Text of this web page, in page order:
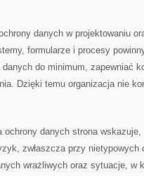
danych w projektowaniu
formularze i procesy
danych do minimum, zapewniać
Dzięki temu organizacja nie
danych strona
zwłaszcza przy nietypowych
wrażliwych oraz sytuacje, w